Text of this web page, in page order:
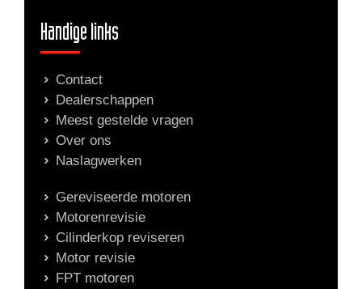
Handige links
Contact
Dealerschappen
Meest gestelde vragen
Over ons
Naslagwerken
Gereviseerde motoren
Motorenrevisie
Cilinderkop reviseren
Motor revisie
FPT motoren